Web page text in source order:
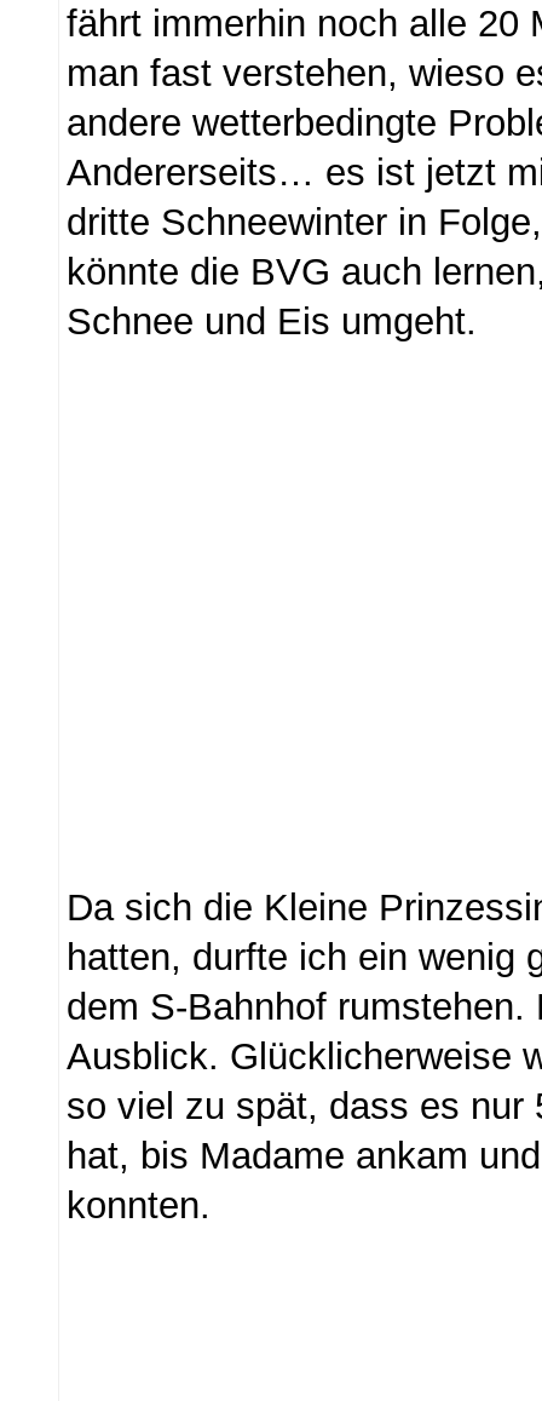
fährt immerhin noch alle 20
man fast verstehen, wieso
andere wetterbedingte
Andererseits… es ist jetzt
dritte Schneewinter in
könnte die BVG auch
Schnee und Eis umgeht.
Da sich die Kleine
hatten, durfte ich ein wenig
dem S-Bahnhof rumstehen.
Ausblick. Glücklicherweise
so viel zu spät, dass es nur
hat, bis Madame ankam
konnten.